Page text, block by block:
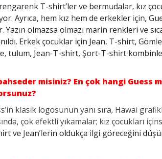
T-shirt’ler ve bermudalar, kız
Ayrıca, hem kız hem de erkekler için,
olmazsa olmazı marin renkleri ve
Erkek çocuklar için Jean, T-shirt,
tulum, Jean-T-shirt, Şort-T-shirt
misiniz? En çok hangi Guess
’in klasik logosunun yanı sıra, Hawai
çok efektli yıkamalar; kız çocukları
ve Jean’lerin oldukça ilgi göreceğini